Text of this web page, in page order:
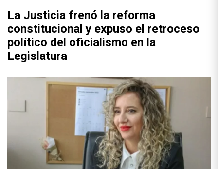
La Justicia frenó la reforma
constitucional y expuso el retroceso
político del oficialismo en la
Legislatura